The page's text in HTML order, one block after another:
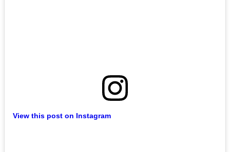
View this post on Instagram